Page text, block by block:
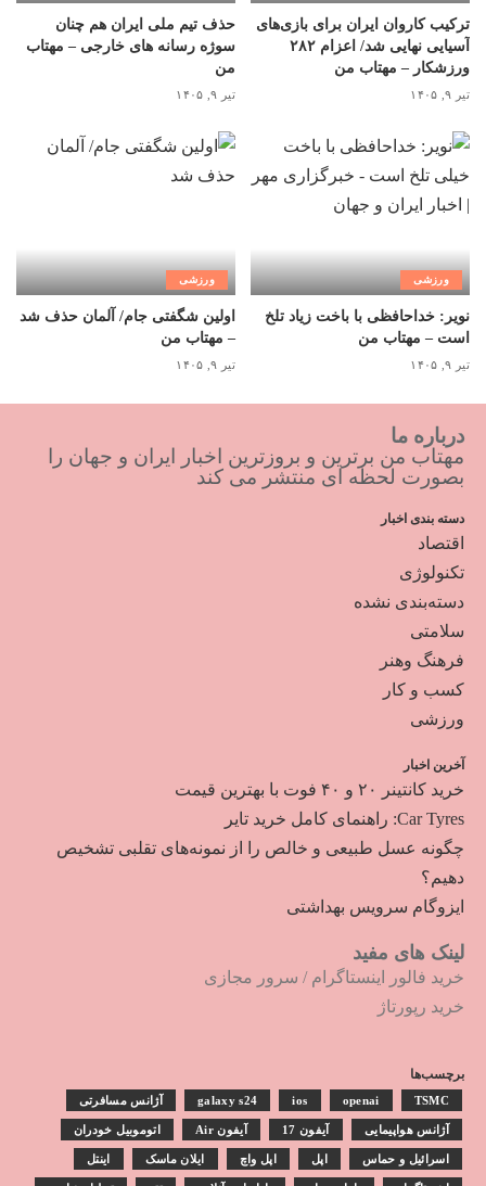
ترکیب کاروان ایران برای بازی‌های
آسیایی نهایی شد/ اعزام ۲۸۲
ورزشکار – مهتاب من
تیر ۹, ۱۴۰۵
حذف تیم ملی ایران هم چنان
سوژه رسانه های خارجی – مهتاب
من
تیر ۹, ۱۴۰۵
ورزشی
نویر: خداحافظی با باخت زیاد تلخ
است – مهتاب من
تیر ۹, ۱۴۰۵
ورزشی
اولین شگفتی جام/ آلمان حذف شد
– مهتاب من
تیر ۹, ۱۴۰۵
درباره ما
مهتاب من برترین و بروزترین اخبار ایران و جهان را
بصورت لحظه ای منتشر می کند
دسته بندی اخبار
اقتصاد
تکنولوژی
دسته‌بندی نشده
سلامتی
فرهنگ وهنر
کسب و کار
ورزشی
آخرین اخبار
خرید کانتینر ۲۰ و ۴۰ فوت با بهترین قیمت
Car Tyres: راهنمای کامل خرید تایر
چگونه عسل طبیعی و خالص را از نمونه‌های تقلبی تشخیص
دهیم؟
ایزوگام سرویس بهداشتی
لینک های مفید
خرید فالور اینستاگرام / سرور مجازی
خرید رپورتاژ
برچسب‌ها
galaxy s24 ios openai TSMC آژانس مسافرتی
آژانس هواپیمایی آیفون 17 آیفون Air اتوموبیل خودران
اسرائیل و حماس اپل اپل واچ ایلان ماسک اینتل